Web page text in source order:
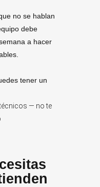
no se hablan
debe
a hacer
tener un